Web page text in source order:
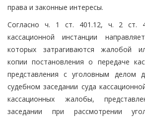
права и законные интересы.
Согласно ч. 1 ст. 401.12, ч. 2 ст.
кассационной инстанции
которых затрагиваются жалобой
копии постановления о передаче
представления с уголовным делом
судебном заседании суда
кассационных жалобы,
заседании при рассмотрении